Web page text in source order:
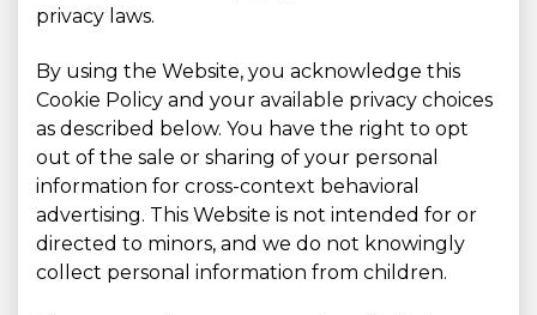
privacy laws.
By using the Website, you acknowledge this
Cookie Policy and your available privacy choices
as described below. You have the right to opt
out of the sale or sharing of your personal
information for cross-context behavioral
advertising. This Website is not intended for or
directed to minors, and we do not knowingly
collect personal information from children.